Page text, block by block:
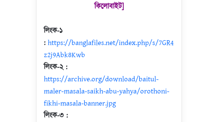
কিলোবাইট]
লিংক-১
:https://banglafiles.net/index.php/s/7GR4
z2j9Abk8Kwb
লিংক-২ :
https://archive.org/download/baitul-
maler-masala-saikh-abu-yahya/orothoni-
fikhi-masala-banner.jpg
লিংক-৩ :